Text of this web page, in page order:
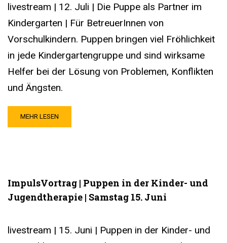
livestream | 12. Juli | Die Puppe als Partner im
Kindergarten | Für BetreuerInnen von
Vorschulkindern. Puppen bringen viel Fröhlichkeit
in jede Kindergartengruppe und sind wirksame
Helfer bei der Lösung von Problemen, Konflikten
und Ängsten.
MEHR LESEN
ImpulsVortrag | Puppen in der Kinder- und
Jugendtherapie | Samstag 15. Juni
livestream | 15. Juni | Puppen in der Kinder- und